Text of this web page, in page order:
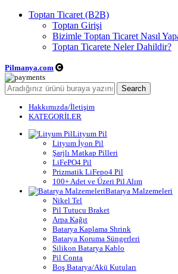
Toptan Ticaret (B2B)
Toptan Girişi
Bizimle Toptan Ticaret Nasıl
Toptan Ticarete Neler Dahildir?
Pilmanya.com
Search
Hakkımızda/İletişim
KATEGORİLER
Lityum Pil
Lityum İyon Pil
Şarjlı Matkap Pilleri
LiFePO4 Pil
Prizmatik LiFepo4 Pil
100+ Adet ve Üzeri Pil Alım
Batarya Malzemeleri
Nikel Tel
Pil Tutucu Braket
Arpa Kağıt
Batarya Kaplama Shrink
Batarya Koruma Süngerleri
Silikon Batarya Kablo
Pil Conta
Boş Batarya/Akü Kutuları